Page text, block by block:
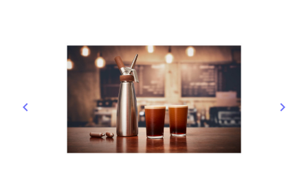
Précédent
keyboard_arrow_left keyboard_arrow_right